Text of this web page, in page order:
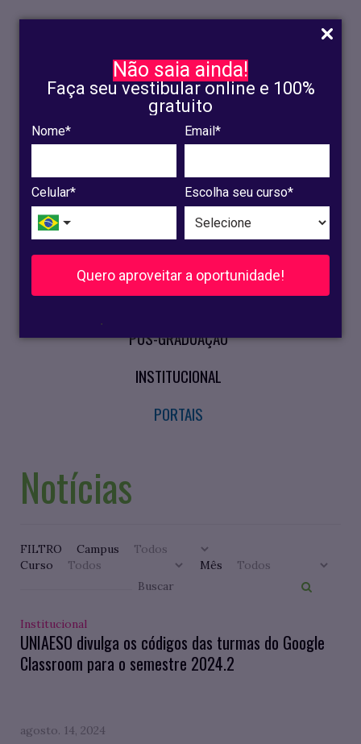
Não saia ainda!
Faça seu vestibular online e 100%
gratuito
Nome* Email*
Celular* Escolha seu curso*
Quero aproveitar a oportunidade!
.
INSCRIÇÃO
OLINDA
RECIFE
VESTIBULAR
CURSOS PRESENCIAIS
PÓS-GRADUAÇÃO
INSTITUCIONAL
PORTAIS
Notícias
FILTRO
Campus
Curso
Mês
Institucional
UNIAESO divulga os códigos das turmas do Google
Classroom para o semestre 2024.2
agosto. 14, 2024